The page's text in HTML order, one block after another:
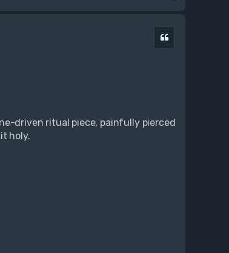
driven ritual piece, painfully pierced
holy.